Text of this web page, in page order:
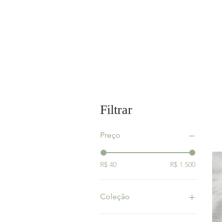
Filtrar
Preço
R$ 40 R$ 1.500
Coleção
Lina